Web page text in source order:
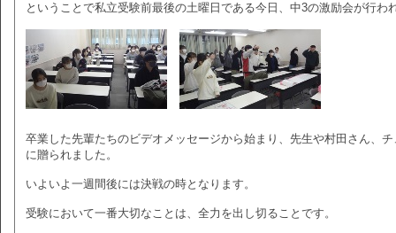
ということで私立受験前最後の土曜日である今日、中3の激励会が行わ
卒業した先輩たちのビデオメッセージから始まり、先生や村田さん、
に贈られました。
いよいよ一週間後には決戦の時となります。
受験において一番大切なことは、全力を出し切ることです。